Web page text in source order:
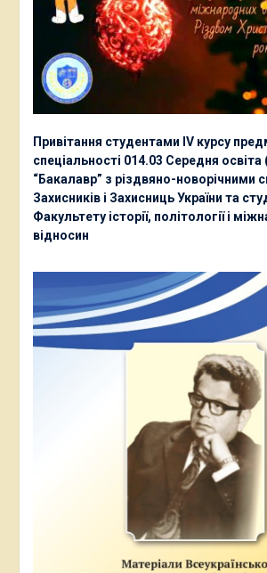
Привітання студентами ІV курсу
спеціальності 014.03 Середня освіта
“Бакалавр” з різдвяно-новорічними
Захисників і Захисниць України та
Факультету історії, політології і
відносин